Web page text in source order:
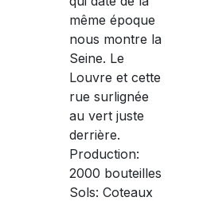
même époque
nous montre la
Seine. Le
Louvre et cette
rue surlignée
au vert juste
derrière.
Production:
2000 bouteilles
Sols: Coteaux